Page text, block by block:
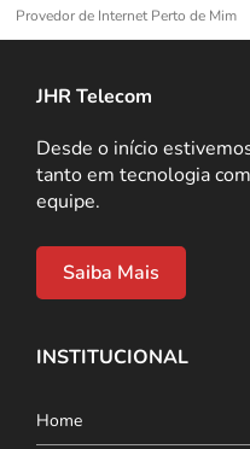
Provedor de Internet Perto de Mim
JHR Telecom
Desde o início
tanto em tecnologia
equipe.
Saiba Mais
INSTITUCIONAL
Home